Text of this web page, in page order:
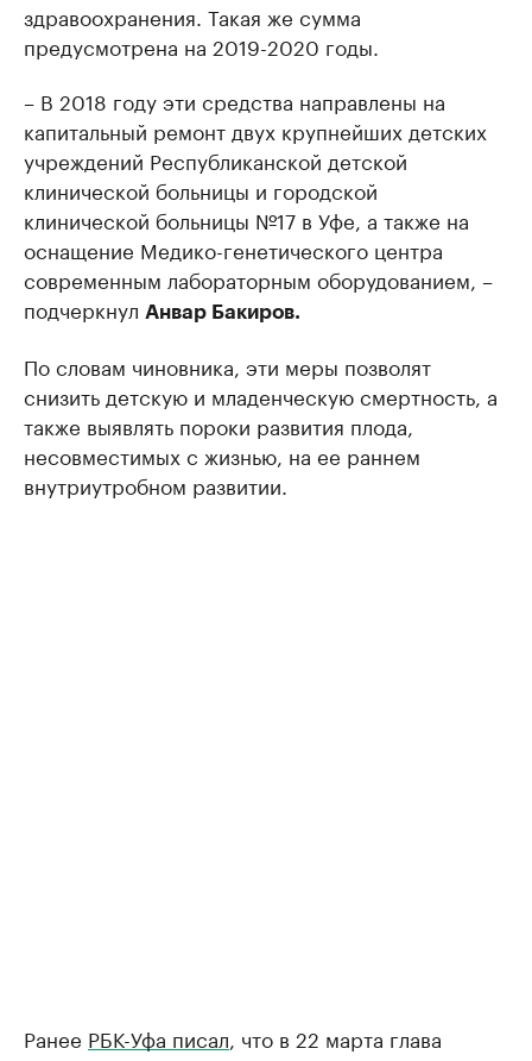
здравоохранения. Такая же сумма
предусмотрена на 2019-2020 годы.
– В 2018 году эти средства направлены на
капитальный ремонт двух крупнейших детских
учреждений Республиканской детской
клинической больницы и городской
клинической больницы №17 в Уфе, а также на
оснащение Медико-генетического центра
современным лабораторным оборудованием, –
подчеркнул Анвар Бакиров.
По словам чиновника, эти меры позволят
снизить детскую и младенческую смертность, а
также выявлять пороки развития плода,
несовместимых с жизнью, на ее раннем
внутриутробном развитии.
Ранее РБК-Уфа писал, что в 22 марта глава